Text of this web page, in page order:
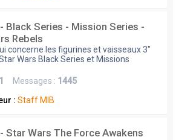
Black Series - Mission Series -
Rebels
concerne les figurines et vaisseaux 3"
Wars Black Series et Missions
Messages : 1445
: Staff MIB
Star Wars The Force Awakens